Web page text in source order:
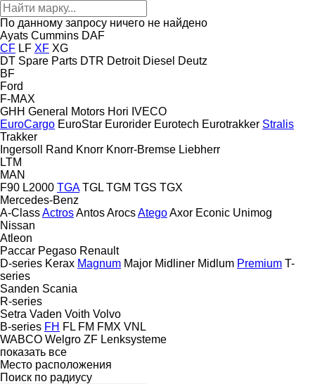
По данному запросу ничего не найдено
Ayats Cummins DAF
CF LF XF XG
DT Spare Parts DTR Detroit Diesel Deutz
BF
Ford
F-MAX
GHH General Motors Hori IVECO
EuroCargo EuroStar Eurorider Eurotech Eurotrakker Stralis
Trakker
Ingersoll Rand Knorr Knorr-Bremse Liebherr
LTM
MAN
F90 L2000 TGA TGL TGM TGS TGX
Mercedes-Benz
A-ClassActrosAntosArocsAtegoAxor Econic Unimog
Nissan
Atleon
Paccar Pegaso Renault
D-series Kerax Magnum Major Midliner Midlum Premium T-
series
Sanden Scania
R-series
Setra Vaden Voith Volvo
B-series FH FL FM FMX VNL
WABCO Welgro ZF Lenksysteme
показать все
Место расположения
Поиск по радиусу